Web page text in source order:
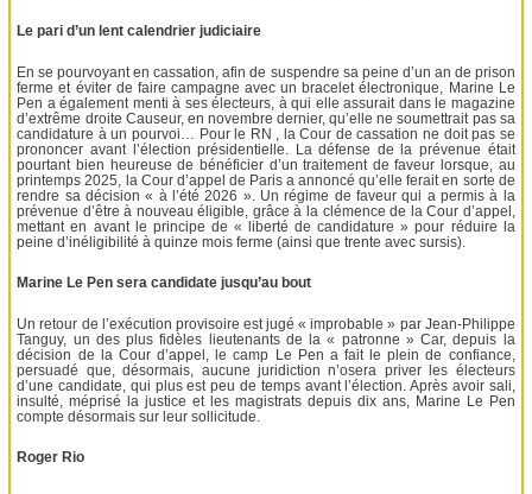
Le pari d’un lent calendrier judiciaire
En se pourvoyant en cassation, afin de suspendre sa peine d’un an de prison
ferme et éviter de faire campagne avec un bracelet électronique, Marine Le
Pen a également menti à ses électeurs, à qui elle assurait dans le magazine
d’extrême droite Causeur, en novembre dernier, qu’elle ne soumettrait pas sa
candidature à un pourvoi… Pour le RN , la Cour de cassation ne doit pas se
prononcer avant l’élection présidentielle. La défense de la prévenue était
pourtant bien heureuse de bénéficier d’un traitement de faveur lorsque, au
printemps 2025, la Cour d’appel de Paris a annoncé qu’elle ferait en sorte de
rendre sa décision « à l’été 2026 ». Un régime de faveur qui a permis à la
prévenue d’être à nouveau éligible, grâce à la clémence de la Cour d’appel,
mettant en avant le principe de « liberté de candidature » pour réduire la
peine d’inéligibilité à quinze mois ferme (ainsi que trente avec sursis).
Marine Le Pen sera candidate jusqu’au bout
Un retour de l’exécution provisoire est jugé « improbable » par Jean-Philippe
Tanguy, un des plus fidèles lieutenants de la « patronne » Car, depuis la
décision de la Cour d’appel, le camp Le Pen a fait le plein de confiance,
persuadé que, désormais, aucune juridiction n’osera priver les électeurs
d’une candidate, qui plus est peu de temps avant l’élection. Après avoir sali,
insulté, méprisé la justice et les magistrats depuis dix ans, Marine Le Pen
compte désormais sur leur sollicitude.
Roger Rio